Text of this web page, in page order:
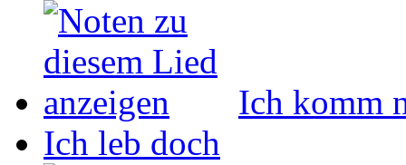
Ich komm
Ich leb doch